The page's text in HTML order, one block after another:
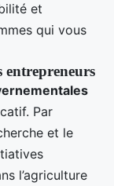
et
qui vous
entrepreneurs
Par
et le
l’agriculture